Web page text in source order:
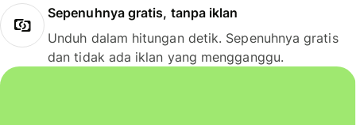
Sepenuhnya gratis, tanpa iklan
Unduh dalam hitungan detik. Sepenuhnya gratis
dan tidak ada iklan yang mengganggu.